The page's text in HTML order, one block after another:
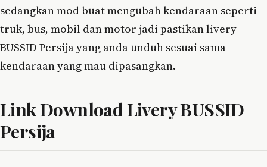
sedangkan mod buat mengubah kendaraan seperti
truk, bus, mobil dan motor jadi pastikan livery
BUSSID Persija yang anda unduh sesuai sama
kendaraan yang mau dipasangkan.
Link Download Livery BUSSID
Persija